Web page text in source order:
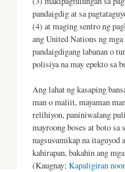
pandaigdig at sa
(4) at maging sentro ng
ang United Nations ng
pandaigdigang labanan o
polisiya na may epekto sa
Ang lahat ng kasaping
man o maliit, mayaman
relihiyon, paniniwalang
mayroong boses at boto
nagsusumikap na itaguyod
kahirapan, bakahin ang
(Kaugnay; Kapaligiran